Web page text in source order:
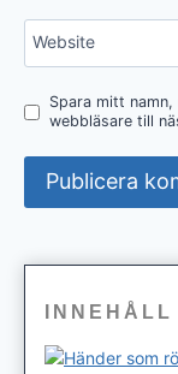
Website
Spara mitt
webbläsare till